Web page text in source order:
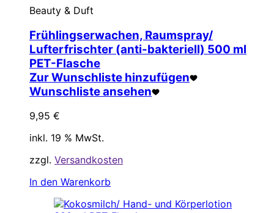
Beauty & Duft
Frühlingserwachen, Raumspray/
Lufterfrischter (anti-bakteriell) 500 ml
PET-Flasche
Zur Wunschliste hinzufügen
Wunschliste ansehen
9,95 €
inkl. 19 % MwSt.
zzgl. Versandkosten
In den Warenkorb